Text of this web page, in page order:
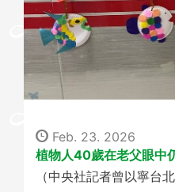
Feb. 23. 2026
植物人40歲在老父眼
（中央社記者曾以寧台